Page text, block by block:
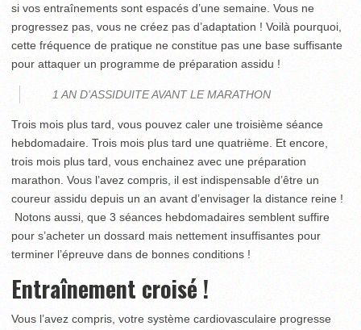
si vos entraînements sont espacés d’une semaine. Vous ne
progressez pas, vous ne créez pas d’adaptation ! Voilà pourquoi,
cette fréquence de pratique ne constitue pas une base suffisante
pour attaquer un programme de préparation assidu !
1 AN D’ASSIDUITE AVANT LE MARATHON
Trois mois plus tard, vous pouvez caler une troisième séance
hebdomadaire. Trois mois plus tard une quatrième. Et encore,
trois mois plus tard, vous enchainez avec une préparation
marathon. Vous l’avez compris, il est indispensable d’être un
coureur assidu depuis un an avant d’envisager la distance reine !
Notons aussi, que 3 séances hebdomadaires semblent suffire
pour s’acheter un dossard mais nettement insuffisantes pour
terminer l’épreuve dans de bonnes conditions !
Entraînement croisé !
Vous l’avez compris, votre système cardiovasculaire progresse